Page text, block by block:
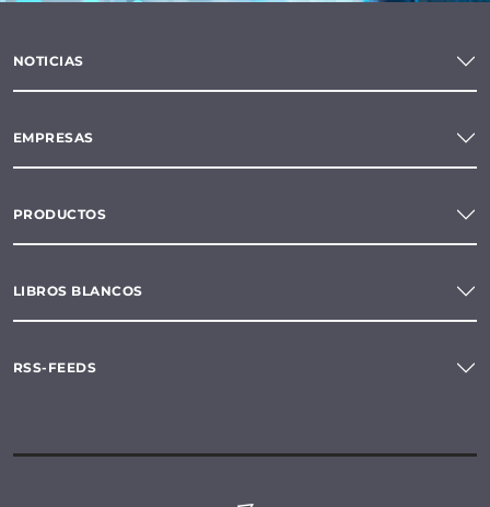
NOTICIAS
EMPRESAS
PRODUCTOS
LIBROS BLANCOS
RSS-FEEDS